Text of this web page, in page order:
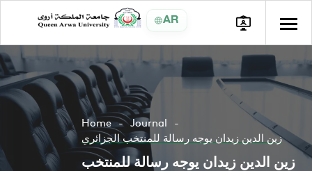
AR
Home
Journal
زين الدين زيدان يوجه رسالة للمنتخب الجزائري
زين الدين زيدان يوجه رسالة للمنتخب